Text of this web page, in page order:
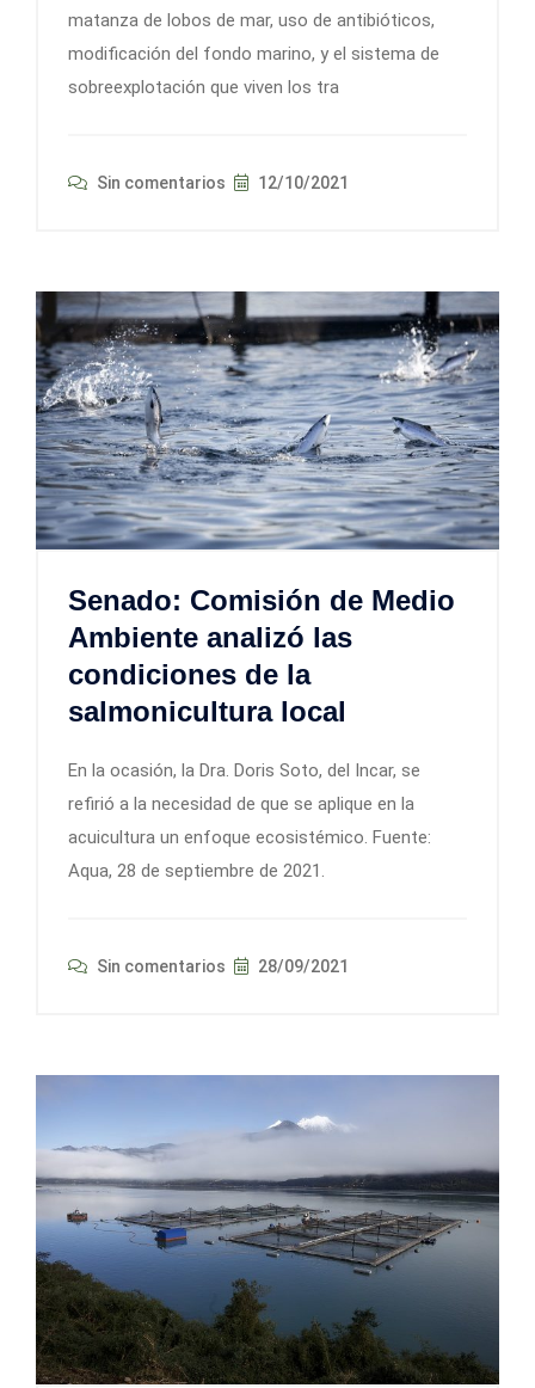
matanza de lobos de mar, uso de antibióticos,
modificación del fondo marino, y el sistema de
sobreexplotación que viven los tra
Sin comentarios 12/10/2021
Senado: Comisión de Medio
Ambiente analizó las
condiciones de la
salmonicultura local
En la ocasión, la Dra. Doris Soto, del Incar, se
refirió a la necesidad de que se aplique en la
acuicultura un enfoque ecosistémico. Fuente:
Aqua, 28 de septiembre de 2021.
Sin comentarios 28/09/2021